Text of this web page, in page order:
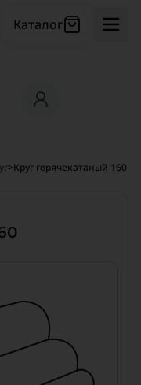
Каталог
>Круг горячекатаный 160